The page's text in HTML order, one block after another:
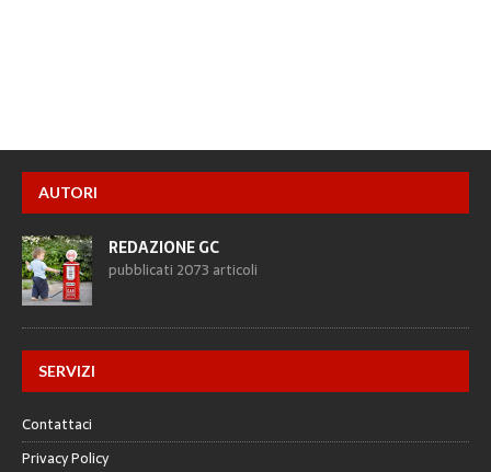
AUTORI
REDAZIONE GC
pubblicati 2073 articoli
SERVIZI
Contattaci
Privacy Policy